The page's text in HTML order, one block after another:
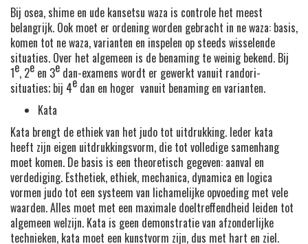
Bij osea, shime en ude kansetsu waza is controle het meest
belangrijk. Ook moet er ordening worden gebracht in ne waza: basis,
komen tot ne waza, varianten en inspelen op steeds wisselende
situaties. Over het algemeen is de benaming te weinig bekend. Bij
1e, 2e en 3e dan-examens wordt er gewerkt vanuit randori-
situaties; bij 4e dan en hoger vanuit benaming en varianten.
Kata
Kata brengt de ethiek van het judo tot uitdrukking. Ieder kata
heeft zijn eigen uitdrukkingsvorm, die tot volledige samenhang
moet komen. De basis is een theoretisch gegeven: aanval en
verdediging. Esthetiek, ethiek, mechanica, dynamica en logica
vormen judo tot een systeem van lichamelijke opvoeding met vele
waarden. Alles moet met een maximale doeltreffendheid leiden tot
algemeen welzijn. Kata is geen demonstratie van afzonderlijke
technieken, kata moet een kunstvorm zijn, dus met hart en ziel.